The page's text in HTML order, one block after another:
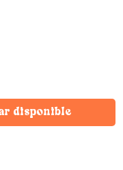
disponible